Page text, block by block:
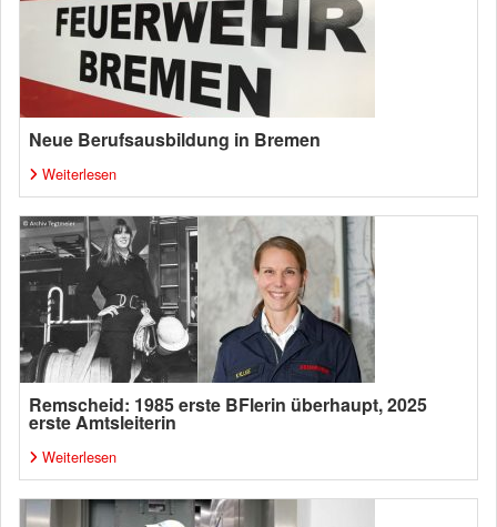
Neue Berufsausbildung in Bremen
Weiterlesen
Remscheid: 1985 erste BFlerin überhaupt, 2025
erste Amtsleiterin
Weiterlesen